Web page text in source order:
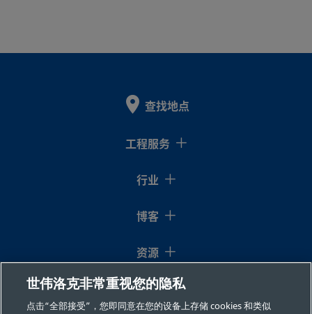
查找地点
工程服务
行业
博客
资源
关于我们
世伟洛克非常重视您的隐私
点击“全部接受”，您即同意在您的设备上存储 cookies 和类似